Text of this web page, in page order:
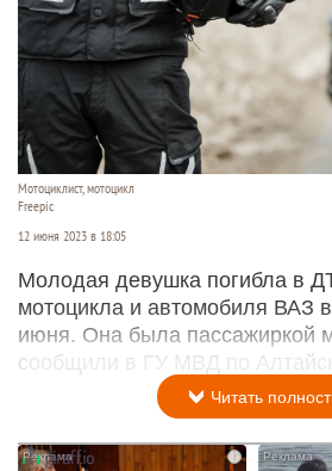
Мотоциклист, мотоцикл
Freepic
12 июня 2023 в 18:05
Молодая девушка погибла в
мотоцикла и автомобиля ВАЗ
июня. Она была пассажиркой
сообщили в ГУ МВД по
Читать